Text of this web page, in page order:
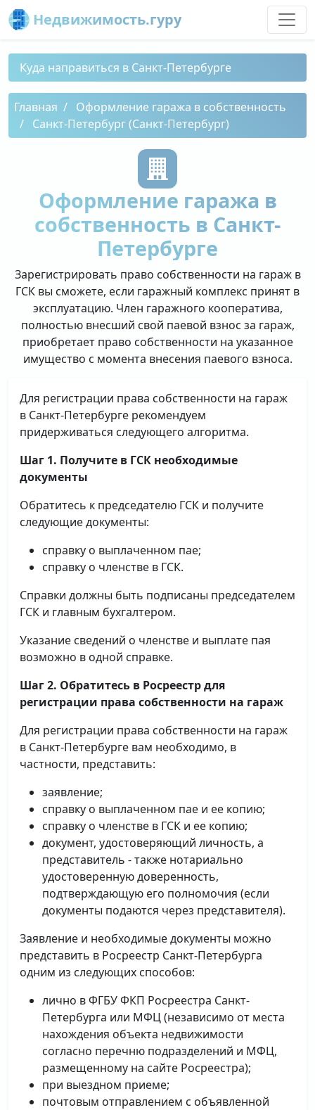
Недвижимость.гуру
Куда направиться в Санкт-Петербурге
Главная
Оформление гаража в собственность
Санкт-Петербург (Санкт-Петербург)
Оформление гаража в
собственность в Санкт-
Петербурге
Зарегистрировать право собственности на гараж в
ГСК вы сможете, если гаражный комплекс принят в
эксплуатацию. Член гаражного кооператива,
полностью внесший свой паевой взнос за гараж,
приобретает право собственности на указанное
имущество с момента внесения паевого взноса.
Для регистрации права собственности на гараж
в Санкт-Петербурге рекомендуем
придерживаться следующего алгоритма.
Шаг 1. Получите в ГСК необходимые
документы
Обратитесь к председателю ГСК и получите
следующие документы:
справку о выплаченном пае;
справку о членстве в ГСК.
Справки должны быть подписаны председателем
ГСК и главным бухгалтером.
Указание сведений о членстве и выплате пая
возможно в одной справке.
Шаг 2. Обратитесь в Росреестр для
регистрации права собственности на гараж
Для регистрации права собственности на гараж
в Санкт-Петербурге вам необходимо, в
частности, представить:
заявление;
справку о выплаченном пае и ее копию;
справку о членстве в ГСК и ее копию;
документ, удостоверяющий личность, а
представитель - также нотариально
удостоверенную доверенность,
подтверждающую его полномочия (если
документы подаются через представителя).
Заявление и необходимые документы можно
представить в Росреестр Санкт-Петербурга
одним из следующих способов:
лично в ФГБУ ФКП Росреестра Санкт-
Петербурга или МФЦ (независимо от места
нахождения объекта недвижимости
согласно перечню подразделений и МФЦ,
размещенному на сайте Росреестра);
при выездном приеме;
почтовым отправлением с объявленной